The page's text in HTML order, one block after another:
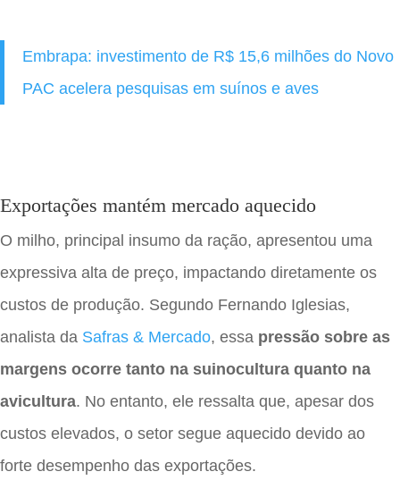
Embrapa: investimento de R$ 15,6 milhões do Novo
PAC acelera pesquisas em suínos e aves
Exportações mantém mercado aquecido
O milho, principal insumo da ração, apresentou uma
expressiva alta de preço, impactando diretamente os
custos de produção. Segundo Fernando Iglesias,
analista da Safras & Mercado, essa pressão sobre as
margens ocorre tanto na suinocultura quanto na
avicultura. No entanto, ele ressalta que, apesar dos
custos elevados, o setor segue aquecido devido ao
forte desempenho das exportações.